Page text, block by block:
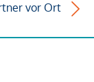
vor Ort